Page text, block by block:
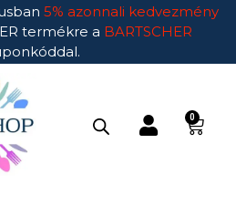
5% azonnali kedvezmény
termékre a BARTSCHER
0